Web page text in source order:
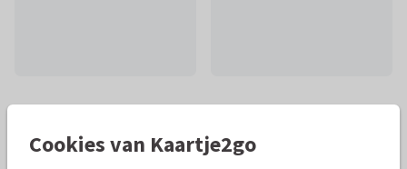
Cookies van Kaartje2go